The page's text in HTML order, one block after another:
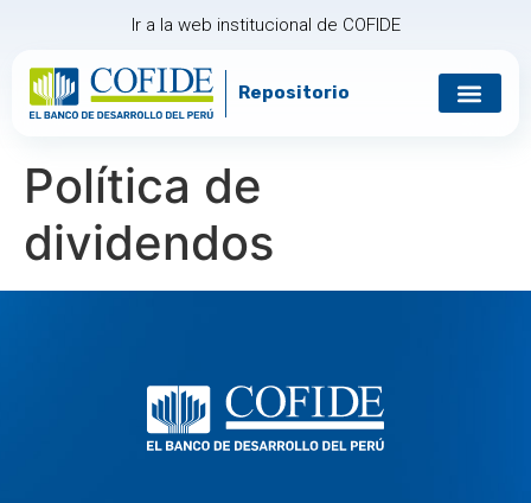
Ir a la web institucional de COFIDE
Repositorio
Política de
dividendos